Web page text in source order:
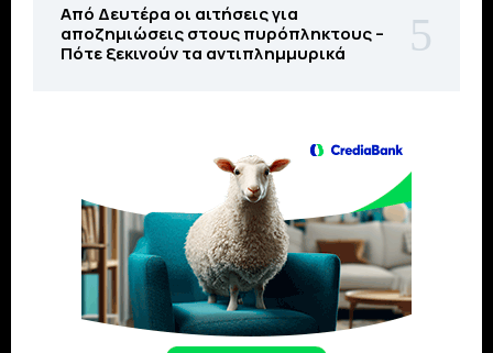
Από Δευτέρα οι αιτήσεις για
αποζημιώσεις στους πυρόπληκτους –
Πότε ξεκινούν τα αντιπλημμυρικά